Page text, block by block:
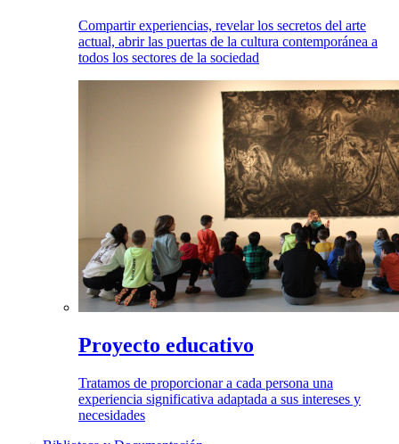
Compartir experiencias, revelar los secretos del arte
actual, abrir las puertas de la cultura contemporánea a
todos los sectores de la sociedad
Proyecto educativo
Tratamos de proporcionar a cada persona una
experiencia significativa adaptada a sus intereses y
necesidades